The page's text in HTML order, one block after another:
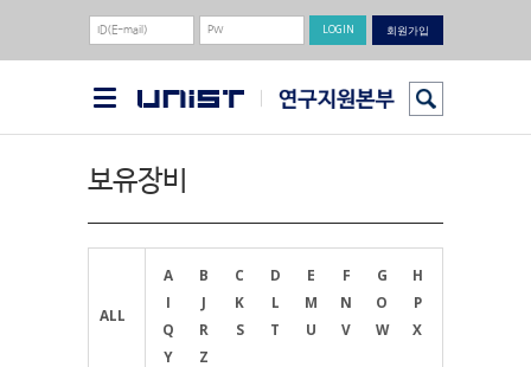
회원가입
보유장비
ALL
A B C D E F G
H
I
J K L M N O
P
Q
R S T U V W
X
Y
Z